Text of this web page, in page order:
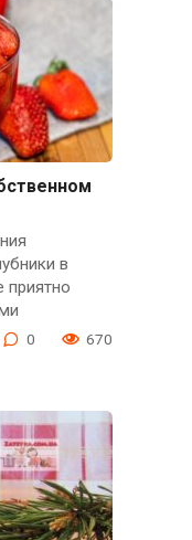
в
приятно
0 670